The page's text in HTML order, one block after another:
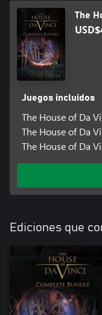
The
Juegos incluidos
The House of Da
The House of Da
The House of Da
Ediciones que